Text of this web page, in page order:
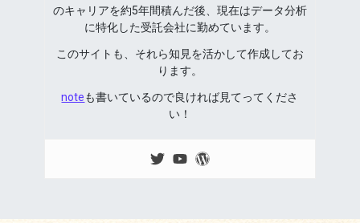
のキャリアを約5年間積んだ後、現在はデータ分析
に特化した受託会社に勤めています。
このサイトも、それら知見を活かして作成してお
ります。
noteも書いているので良ければ見てってくださ
い！